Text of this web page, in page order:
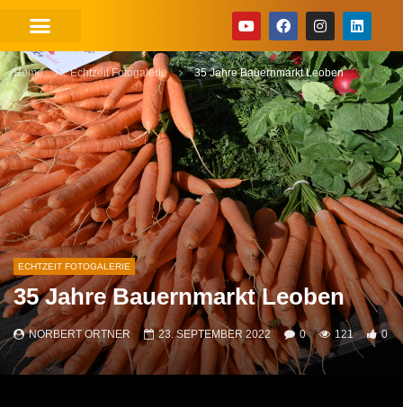
Home Echtzeit Fotogalerie 35 Jahre Bauernmarkt Leoben
ECHTZEIT FOTOGALERIE
35 Jahre Bauernmarkt Leoben
NORBERT ORTNER 23. SEPTEMBER 2022 0 121 0